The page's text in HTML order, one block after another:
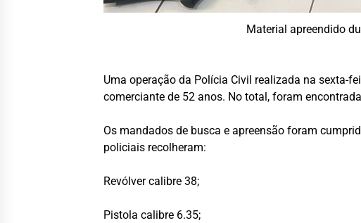
Material apreendido
Uma operação da Polícia Civil realizada na sexta-
comerciante de 52 anos. No total, foram
Os mandados de busca e apreensão foram
policiais recolheram:
Revólver calibre 38;
Pistola calibre 6.35;